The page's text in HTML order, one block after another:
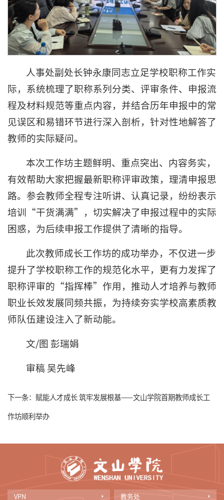
人事处副处长钟永康同志立足学校职称工作实
际，系统梳理了职称系列分类、评审条件、申报流
程及材料规范等重点内容，并结合历年申报中的常
见误区和易错环节进行深入剖析，针对性地解答了
教师的实际疑问。
本次工作坊主题鲜明、重点突出、内容务实，
有效帮助大家把握最新职称评审政策，理清申报思
路。参会教师全程专注听讲、认真记录，纷纷表示
培训“干货满满”，切实解决了申报过程中的实际
困惑，为后续申报工作提供了清晰的指导。
此次教师成长工作坊的成功举办，不仅进一步
提升了学校职称工作的规范化水平，更有力发挥了
职称评审的“指挥棒”作用，推动人才培养与教师
职业长效发展同频共振，为持续夯实学校高素质教
师队伍建设注入了新动能。
文/图 彭瑞娟
审稿 吴先峰
下一条： 赋能人才成长 筑牢发展根基——文山学院首期教师成长工
作坊顺利举办
VPN 教务处